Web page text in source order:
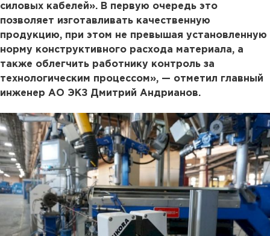
силовых кабелей». В первую очередь это
позволяет изготавливать качественную
продукцию, при этом не превышая установленную
норму конструктивного расхода материала, а
также облегчить работнику контроль за
технологическим процессом», — отметил главный
инженер АО ЭКЗ Дмитрий Андрианов.